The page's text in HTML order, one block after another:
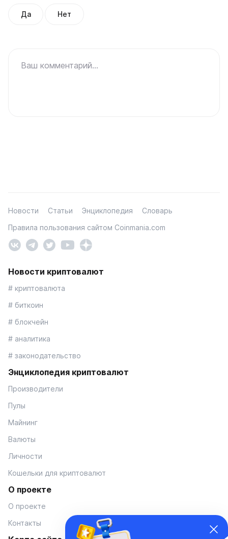
Да Нет
Ваш комментарий...
Новости Статьи Энциклопедия
Словарь
Правила пользования сайтом Coinmania.com
Новости криптовалют
# криптовалюта
# биткоин
# блокчейн
# аналитика
# законодательство
Энциклопедия криптовалют
Производители
Пулы
Майнинг
Валюты
Личности
Кошельки для криптовалют
О проекте
О проекте
Контакты